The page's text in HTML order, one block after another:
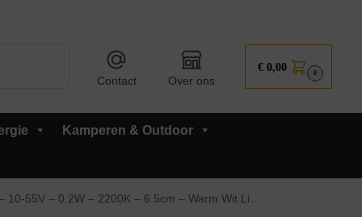
Contact Over ons
€ 0,00 0
Kamperen & Outdoor
55V – 0.2W – 2200K – 6.5cm – Warm Wit Licht